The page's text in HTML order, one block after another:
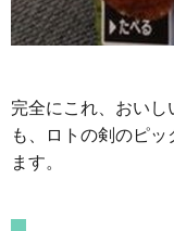
完全にこれ、おい
も、ロトの剣のピ
ます。